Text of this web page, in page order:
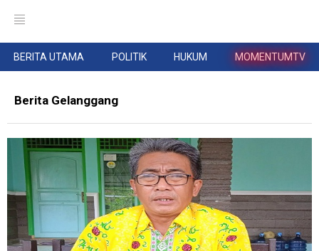
BERITA UTAMA POLITIK HUKUM MOMENTUMTV
Berita Gelanggang